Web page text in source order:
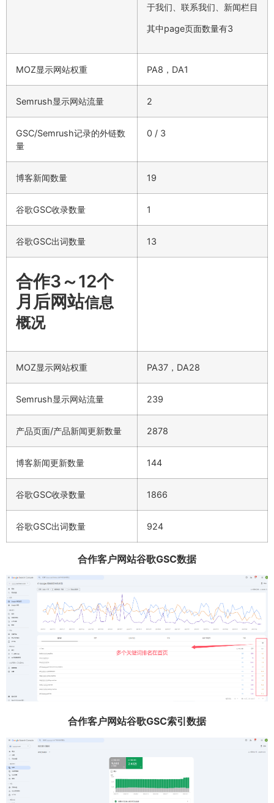
于我们、联系我们、新闻栏目
其中page页面数量有3
MOZ显示网站权重 PA8，DA1
Semrush显示网站流量 2
GSC/Semrush记录的外链数
量
0 / 3
博客新闻数量 19
谷歌GSC收录数量 1
谷歌GSC出词数量 13
合作3～12个
月后网站信息
概况
MOZ显示网站权重 PA37，DA28
Semrush显示网站流量 239
产品页面/产品新闻更新数量 2878
博客新闻更新数量 144
谷歌GSC收录数量 1866
谷歌GSC出词数量 924
合作客户网站谷歌GSC数据
合作客户网站谷歌GSC索引数据